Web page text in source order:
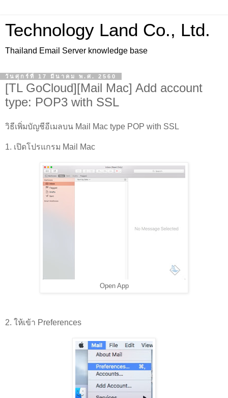
Technology Land Co., Ltd.
Thailand Email Server knowledge base
วันศุกร์ที่ 17 มีนาคม พ.ศ. 2560
[TL GoCloud][Mail Mac] Add account
type: POP3 with SSL
วิธีเพิ่มบัญชีอีเมลบน Mail Mac type POP with SSL
1. เปิดโปรแกรม Mail Mac
Open App
2. ให้เข้า Preferences